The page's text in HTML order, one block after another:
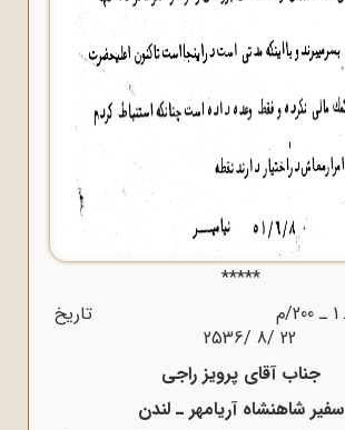
*****
شماره: 83 ـ 1 ـ 200/م تاریخ
22 /8 /2536
جناب آقای پرویز راجی
سفیر شاهنشاه آریامهر ـ لندن